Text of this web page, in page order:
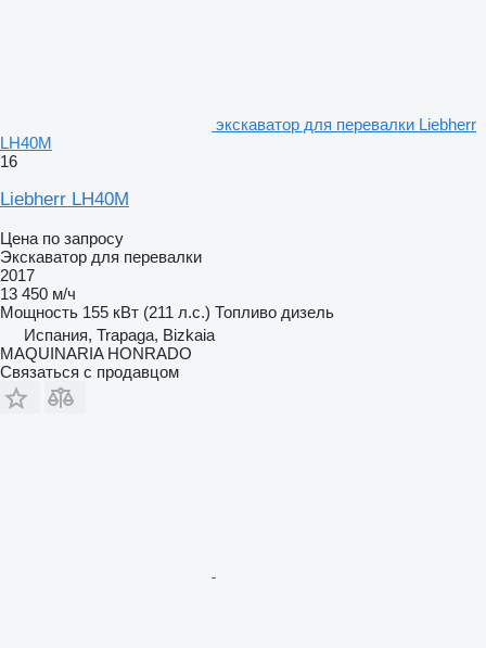
экскаватор для перевалки Liebherr
LH40M
16
Liebherr LH40M
Цена по запросу
Экскаватор для перевалки
2017
13 450 м/ч
Мощность 155 кВт (211 л.с.) Топливо дизель
Испания, Trapaga, Bizkaia
MAQUINARIA HONRADO
Связаться с продавцом